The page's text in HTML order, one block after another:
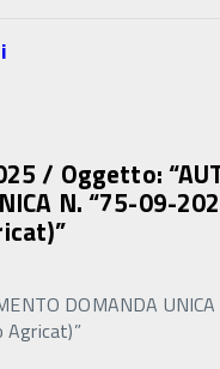
/ Oggetto:
N. “75-09-
DOMANDA
Agricat)”